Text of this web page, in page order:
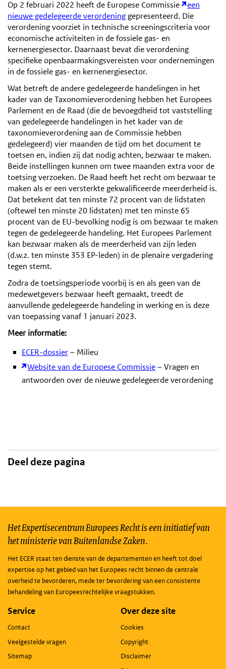
Op 2 februari 2022 heeft de Europese Commissie
een
nieuwe gedelegeerde verordening gepresenteerd. Die
verordening voorziet in technische screeningscriteria voor
economische activiteiten in de fossiele gas- en
kernenergiesector. Daarnaast bevat die verordening
specifieke openbaarmakingsvereisten voor ondernemingen
in de fossiele gas- en kernenergiesector.
Wat betreft de andere gedelegeerde handelingen in het
kader van de Taxonomieverordening hebben het Europees
Parlement en de Raad (die de bevoegdheid tot vaststelling
van gedelegeerde handelingen in het kader van de
taxonomieverordening aan de Commissie hebben
gedelegeerd) vier maanden de tijd om het document te
toetsen en, indien zij dat nodig achten, bezwaar te maken.
Beide instellingen kunnen om twee maanden extra voor de
toetsing verzoeken. De Raad heeft het recht om bezwaar te
maken als er een versterkte gekwalificeerde meerderheid is.
Dat betekent dat ten minste 72 procent van de lidstaten
(oftewel ten minste 20 lidstaten) met ten minste 65
procent van de EU-bevolking nodig is om bezwaar te maken
tegen de gedelegeerde handeling. Het Europees Parlement
kan bezwaar maken als de meerderheid van zijn leden
(d.w.z. ten minste 353 EP-leden) in de plenaire vergadering
tegen stemt.
Zodra de toetsingsperiode voorbij is en als geen van de
medewetgevers bezwaar heeft gemaakt, treedt de
aanvullende gedelegeerde handeling in werking en is deze
van toepassing vanaf 1 januari 2023.
Meer informatie:
ECER-dossier– Milieu
Website van de Europese Commissie– Vragen en
antwoorden over de nieuwe gedelegeerde verordening
Deel deze pagina
Het Expertisecentrum Europees Recht is een initiatief van
het ministerie van Buitenlandse Zaken.
Het ECER staat ten dienste van de departementen en heeft tot doel
expertise op het gebied van het Europees recht binnen de centrale
overheid te bevorderen, mede ter bevordering van een consistente
behandeling van Europeesrechtelijke vraagstukken.
Service
Contact
Veelgestelde vragen
Sitemap
Over deze site
Cookies
Copyright
Disclaimer